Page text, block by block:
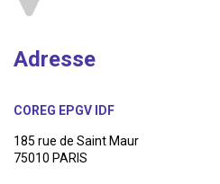
Adresse
COREG EPGV IDF
185 rue de Saint Maur
75010 PARIS